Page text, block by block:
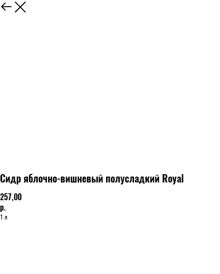
Сидр яблочно-вишневый полусладкий Royal
257,00
р.
1 л